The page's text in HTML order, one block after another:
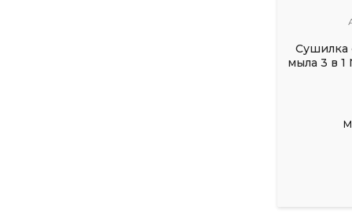
Сушилка
мыла 3 в 1